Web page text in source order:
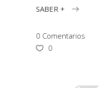
SABER +
0 Comentarios
0